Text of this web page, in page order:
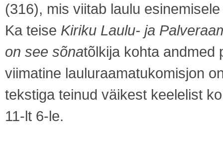
(316), mis viitab laulu
Ka teise Kiriku Laulu- ja
on see sõnatõlkija kohta andmed
viimatine lauluraamatukomisjon
tekstiga teinud väikest keelelist
11-lt 6-le.